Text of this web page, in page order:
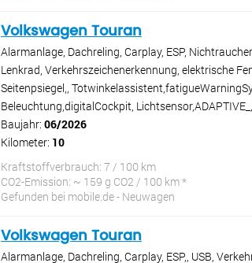
Volkswagen Touran
Alarmanlage, Dachreling, Carplay, ESP,
Lenkrad, Verkehrszeichenerkennung, elektrische
Seitenpsiegel,,
Beleuchtung,digitalCockpit,
Baujahr: 06/2026
Kilometer: 10
Kraftstoffverbrauch: 7 / 100 km
CO2-Emission: ~ 159 g CO2 / 100 km *
Gefunden bei mobile.de - Neuwagen
Volkswagen Touran
Alarmanlage, Dachreling, Carplay, ESP,, USB,